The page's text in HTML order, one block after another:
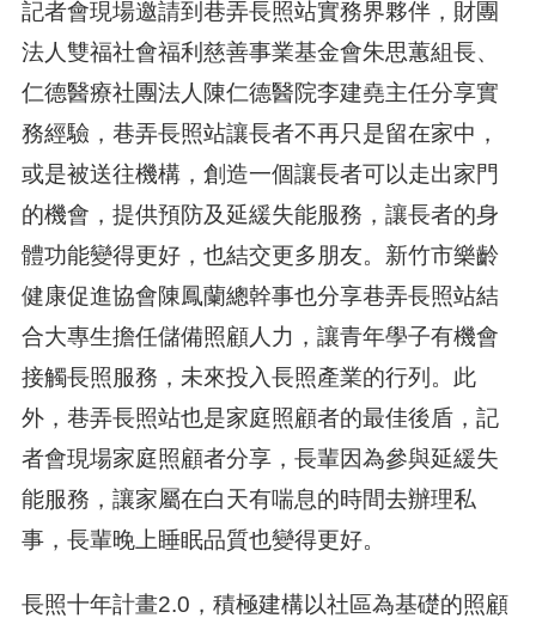
記者會現場邀請到巷弄長照站實務界夥伴，財團
法人雙福社會福利慈善事業基金會朱思蕙組長、
仁德醫療社團法人陳仁德醫院李建堯主任分享實
務經驗，巷弄長照站讓長者不再只是留在家中，
或是被送往機構，創造一個讓長者可以走出家門
的機會，提供預防及延緩失能服務，讓長者的身
體功能變得更好，也結交更多朋友。新竹市樂齡
健康促進協會陳鳳蘭總幹事也分享巷弄長照站結
合大專生擔任儲備照顧人力，讓青年學子有機會
接觸長照服務，未來投入長照產業的行列。此
外，巷弄長照站也是家庭照顧者的最佳後盾，記
者會現場家庭照顧者分享，長輩因為參與延緩失
能服務，讓家屬在白天有喘息的時間去辦理私
事，長輩晚上睡眠品質也變得更好。
長照十年計畫2.0，積極建構以社區為基礎的照顧